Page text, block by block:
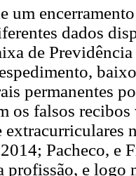
um
dados
de
permanentes
os falsos
Pacheco, e
profissão, e logo